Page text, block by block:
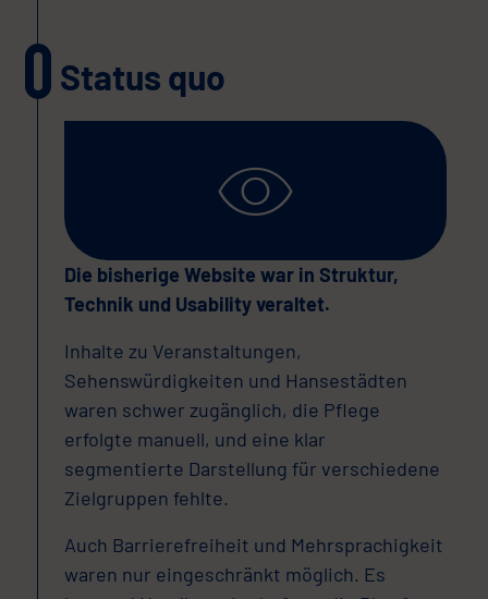
Status quo
Die bisherige Website war in Struktur,
Technik und Usability veraltet.
Inhalte zu Veranstaltungen,
Sehenswürdigkeiten und Hansestädten
waren schwer zugänglich, die Pflege
erfolgte manuell, und eine klar
segmentierte Darstellung für verschiedene
Zielgruppen fehlte.
Auch Barrierefreiheit und Mehrsprachigkeit
waren nur eingeschränkt möglich. Es